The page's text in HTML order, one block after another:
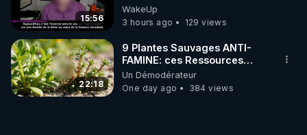
15:56
Jocelyne Traduction
WakeUp
3 hours ago
129 views
22:18
9 Plantes Sauvages ANTI-
FAMINE: ces Ressources
JARDIN&des Haies
Un Démodérateur
One day ago
384 views